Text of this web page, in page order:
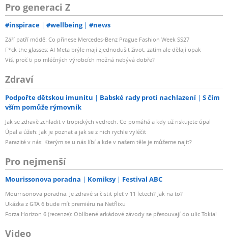
Pro generaci Z
#inspirace #wellbeing #news
Září patří módě: Co přinese Mercedes-Benz Prague Fashion Week SS27
F*ck the glasses: AI Meta brýle mají zjednodušit život, zatím ale dělají opak
Víš, proč ti po mléčných výrobcích možná nebývá dobře?
Zdraví
Podpořte dětskou imunitu Babské rady proti nachlazení
S čím
vším pomůže rýmovník
Jak se zdravě zchladit v tropických vedrech: Co pomáhá a kdy už riskujete úpal
Úpal a úžeh: Jak je poznat a jak se z nich rychle vyléčit
Parazité v nás: Kterým se u nás líbí a kde v našem těle je můžeme najít?
Pro nejmenší
Mourissonova poradna Komiksy Festival ABC
Mourrisonova poradna: Je zdravé si čistit pleť v 11 letech? Jak na to?
Ukázka z GTA 6 bude mít premiéru na Netflixu
Forza Horizon 6 (recenze): Oblíbené arkádové závody se přesouvají do ulic Tokia!
Video